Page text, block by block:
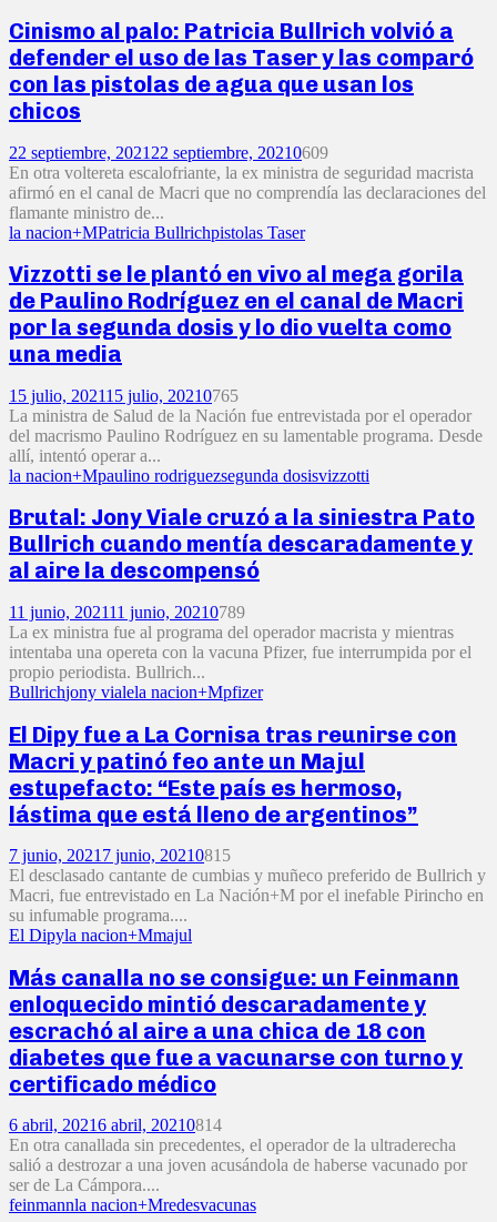
Cinismo al palo: Patricia Bullrich volvió a
defender el uso de las Taser y las comparó
con las pistolas de agua que usan los
chicos
22 septiembre, 2021 22 septiembre, 20210609
En otra voltereta escalofriante, la ex ministra de seguridad macrista
afirmó en el canal de Macri que no comprendía las declaraciones del
flamante ministro de...
la nacion+MPatricia Bullrichpistolas Taser
Vizzotti se le plantó en vivo al mega gorila
de Paulino Rodríguez en el canal de Macri
por la segunda dosis y lo dio vuelta como
una media
15 julio, 202115 julio, 20210765
La ministra de Salud de la Nación fue entrevistada por el operador
del macrismo Paulino Rodríguez en su lamentable programa. Desde
allí, intentó operar a...
la nacion+Mpaulino rodriguezsegunda dosisvizzotti
Brutal: Jony Viale cruzó a la siniestra Pato
Bullrich cuando mentía descaradamente y
al aire la descompensó
11 junio, 202111 junio, 20210789
La ex ministra fue al programa del operador macrista y mientras
intentaba una opereta con la vacuna Pfizer, fue interrumpida por el
propio periodista. Bullrich...
Bullrichjony vialela nacion+Mpfizer
El Dipy fue a La Cornisa tras reunirse con
Macri y patinó feo ante un Majul
estupefacto: “Este país es hermoso,
lástima que está lleno de argentinos”
7 junio, 2021 7 junio, 20210815
El desclasado cantante de cumbias y muñeco preferido de Bullrich y
Macri, fue entrevistado en La Nación+M por el inefable Pirincho en
su infumable programa....
El Dipyla nacion+Mmajul
Más canalla no se consigue: un Feinmann
enloquecido mintió descaradamente y
escrachó al aire a una chica de 18 con
diabetes que fue a vacunarse con turno y
certificado médico
6 abril, 20216 abril, 20210814
En otra canallada sin precedentes, el operador de la ultraderecha
salió a destrozar a una joven acusándola de haberse vacunado por
ser de La Cámpora....
feinmannla nacion+Mredesvacunas